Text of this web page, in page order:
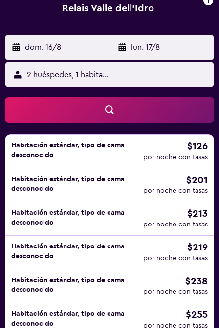
nuestro acceso a Internet wifi gratis. Los servicios para las
ocio y esparcimiento en este hotel incluyen un centro de
bienestar abierto las 24 horas y una bañera de
hidromasaje. Se pueden practicar las actividades de ocio
y esparcimiento que se indican más abajo en las
instalaciones o cerca del alojamiento (es posible que se
aplique un recargo).
Relais Valle dell'Idro
dom. 16/8 - lun. 17/8
2 huéspedes, 1 habitación
Habitación estándar, tipo de cama
desconocido
$126
por noche con tasas
Habitación estándar, tipo de cama
desconocido
$201
por noche con tasas
Habitación estándar, tipo de cama
desconocido
$213
por noche con tasas
Habitación estándar, tipo de cama
desconocido
$219
por noche con tasas
Habitación estándar, tipo de cama
desconocido
$238
por noche con tasas
Habitación estándar, tipo de cama
desconocido
$255
por noche con tasas